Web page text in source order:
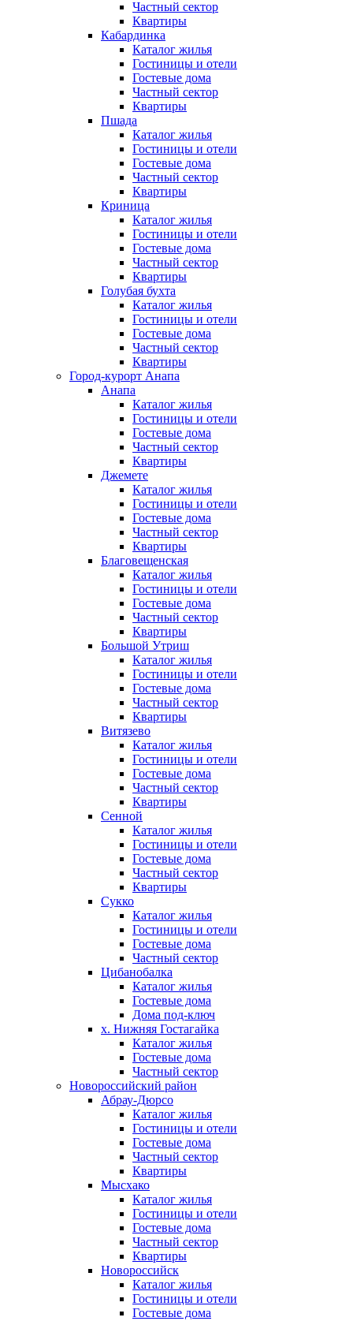
Частный сектор
Квартиры
Кабардинка
Каталог жилья
Гостиницы и отели
Гостевые дома
Частный сектор
Квартиры
Пшада
Каталог жилья
Гостиницы и отели
Гостевые дома
Частный сектор
Квартиры
Криница
Каталог жилья
Гостиницы и отели
Гостевые дома
Частный сектор
Квартиры
Голубая бухта
Каталог жилья
Гостиницы и отели
Гостевые дома
Частный сектор
Квартиры
Город-курорт Анапа
Анапа
Каталог жилья
Гостиницы и отели
Гостевые дома
Частный сектор
Квартиры
Джемете
Каталог жилья
Гостиницы и отели
Гостевые дома
Частный сектор
Квартиры
Благовещенская
Каталог жилья
Гостиницы и отели
Гостевые дома
Частный сектор
Квартиры
Большой Утриш
Каталог жилья
Гостиницы и отели
Гостевые дома
Частный сектор
Квартиры
Витязево
Каталог жилья
Гостиницы и отели
Гостевые дома
Частный сектор
Квартиры
Сенной
Каталог жилья
Гостиницы и отели
Гостевые дома
Частный сектор
Квартиры
Сукко
Каталог жилья
Гостиницы и отели
Гостевые дома
Частный сектор
Цибанобалка
Каталог жилья
Гостевые дома
Дома под-ключ
х. Нижняя Гостагайка
Каталог жилья
Гостевые дома
Частный сектор
Новороссийский район
Абрау-Дюрсо
Каталог жилья
Гостиницы и отели
Гостевые дома
Частный сектор
Квартиры
Мысхако
Каталог жилья
Гостиницы и отели
Гостевые дома
Частный сектор
Квартиры
Новороссийск
Каталог жилья
Гостиницы и отели
Гостевые дома